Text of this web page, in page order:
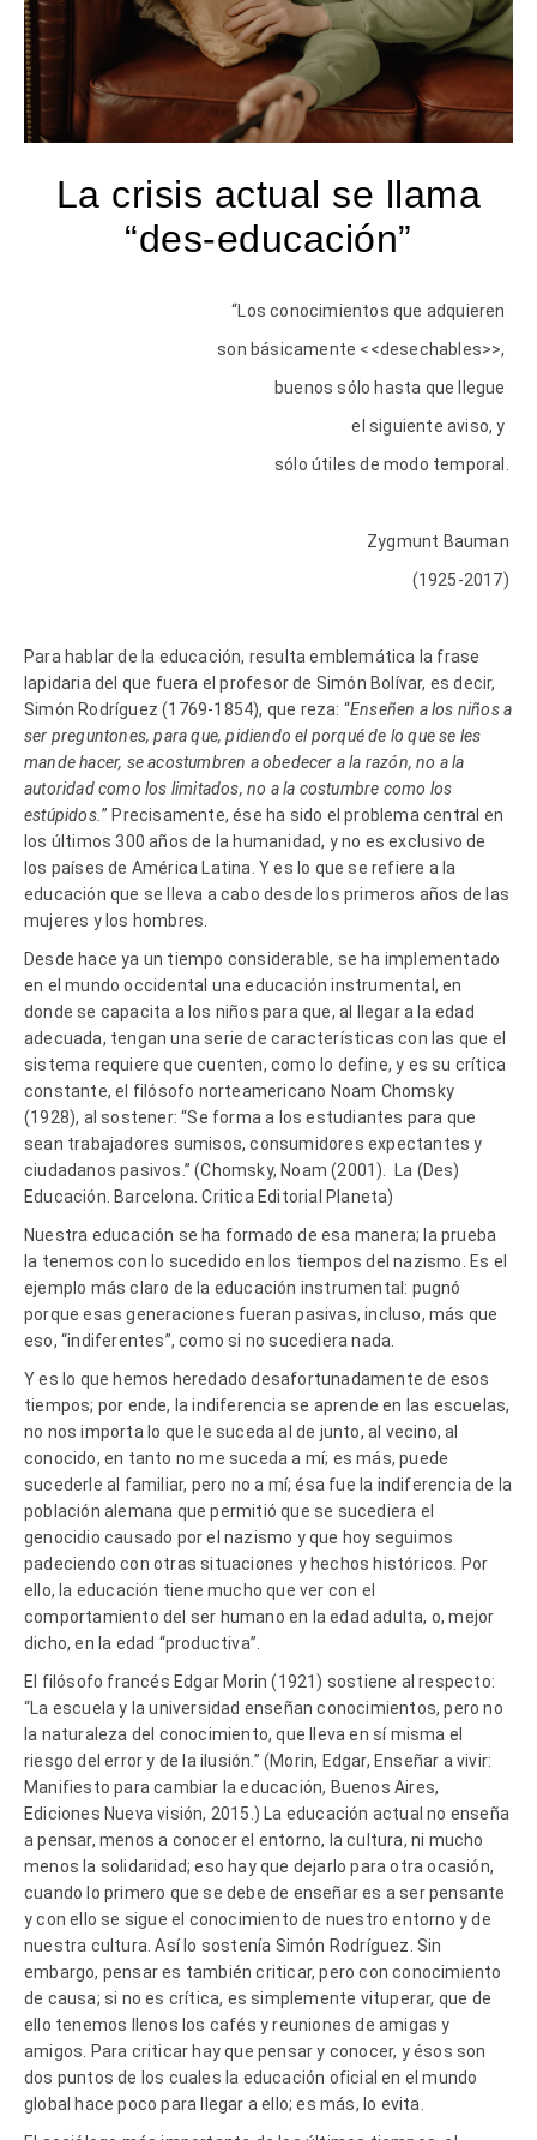
La crisis actual se llama
“des-educación”
“Los conocimientos que adquieren
son básicamente <<desechables>>,
buenos sólo hasta que llegue
el siguiente aviso, y
sólo útiles de modo temporal.
Zygmunt Bauman
(1925-2017)
Para hablar de la educación, resulta emblemática la frase
lapidaria del que fuera el profesor de Simón Bolívar, es decir,
Simón Rodríguez (1769-1854), que reza: “Enseñen a los niños a
ser preguntones, para que, pidiendo el porqué de lo que se les
mande hacer, se acostumbren a obedecer a la razón, no a la
autoridad como los limitados, no a la costumbre como los
estúpidos. ” Precisamente, ése ha sido el problema central en
los últimos 300 años de la humanidad, y no es exclusivo de
los países de América Latina. Y es lo que se refiere a la
educación que se lleva a cabo desde los primeros años de las
mujeres y los hombres.
Desde hace ya un tiempo considerable, se ha implementado
en el mundo occidental una educación instrumental, en
donde se capacita a los niños para que, al llegar a la edad
adecuada, tengan una serie de características con las que el
sistema requiere que cuenten, como lo define, y es su crítica
constante, el filósofo norteamericano Noam Chomsky
(1928), al sostener: “Se forma a los estudiantes para que
sean trabajadores sumisos, consumidores expectantes y
ciudadanos pasivos.” (Chomsky, Noam (2001). La (Des)
Educación. Barcelona. Critica Editorial Planeta)
Nuestra educación se ha formado de esa manera; la prueba
la tenemos con lo sucedido en los tiempos del nazismo. Es el
ejemplo más claro de la educación instrumental: pugnó
porque esas generaciones fueran pasivas, incluso, más que
eso, “indiferentes”, como si no sucediera nada.
Y es lo que hemos heredado desafortunadamente de esos
tiempos; por ende, la indiferencia se aprende en las escuelas,
no nos importa lo que le suceda al de junto, al vecino, al
conocido, en tanto no me suceda a mí; es más, puede
sucederle al familiar, pero no a mí; ésa fue la indiferencia de la
población alemana que permitió que se sucediera el
genocidio causado por el nazismo y que hoy seguimos
padeciendo con otras situaciones y hechos históricos. Por
ello, la educación tiene mucho que ver con el
comportamiento del ser humano en la edad adulta, o, mejor
dicho, en la edad “productiva”.
El filósofo francés Edgar Morin (1921) sostiene al respecto:
“La escuela y la universidad enseñan conocimientos, pero no
la naturaleza del conocimiento, que lleva en sí misma el
riesgo del error y de la ilusión.” (Morin, Edgar, Enseñar a vivir:
Manifiesto para cambiar la educación, Buenos Aires,
Ediciones Nueva visión, 2015.) La educación actual no enseña
a pensar, menos a conocer el entorno, la cultura, ni mucho
menos la solidaridad; eso hay que dejarlo para otra ocasión,
cuando lo primero que se debe de enseñar es a ser pensante
y con ello se sigue el conocimiento de nuestro entorno y de
nuestra cultura. Así lo sostenía Simón Rodríguez. Sin
embargo, pensar es también criticar, pero con conocimiento
de causa; si no es crítica, es simplemente vituperar, que de
ello tenemos llenos los cafés y reuniones de amigas y
amigos. Para criticar hay que pensar y conocer, y ésos son
dos puntos de los cuales la educación oficial en el mundo
global hace poco para llegar a ello; es más, lo evita.